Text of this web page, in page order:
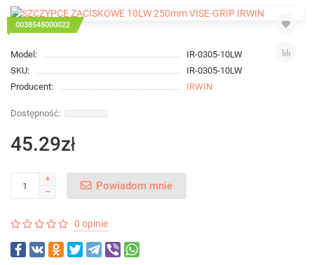
0038548000022
Model:
IR-0305-10LW
SKU:
IR-0305-10LW
Producent:
IRWIN
45.29zł
Powiadom mnie
0 opinie